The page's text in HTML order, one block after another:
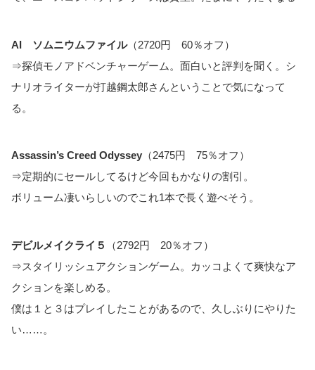
AI ソムニウムファイル（2720円 60％オフ）
⇒探偵モノアドベンチャーゲーム。面白いと評判を聞く。シ
ナリオライターが打越鋼太郎さんということで気になって
る。
Assassin’s Creed Odyssey （2475円 75％オフ）
⇒定期的にセールしてるけど今回もかなりの割引。
ボリューム凄いらしいのでこれ1本で長く遊べそう。
デビルメイクライ５
（2792円 20％オフ）
⇒スタイリッシュアクションゲーム。カッコよくて爽快なア
クションを楽しめる。
僕は１と３はプレイしたことがあるので、久しぶりにやりた
い……。